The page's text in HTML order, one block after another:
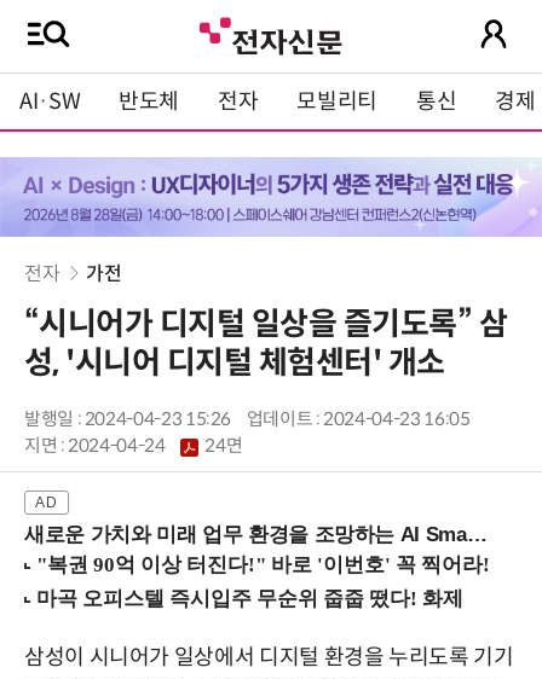
AI·SW 반도체 전자 모빌리티 통신 경제
전자 가전
“시니어가 디지털 일상을 즐기도록” 삼
성, '시니어 디지털 체험센터' 개소
발행일 : 2024-04-23 15:26
업데이트 : 2024-04-23 16:05
지면 :2024-04-24 24면
새로운 가치와 미래 업무 환경을 조망하는 AI Smart Work Summit 2026 (9/11 코엑스)
삼성이 시니어가 일상에서 디지털 환경을 누리도록 기기